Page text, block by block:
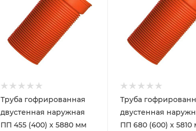
Труба гофрированная
двустенная наружная
ПП 455 (400) х 5880 мм
Труба
двустенная
ПП 680 (600) х 5810